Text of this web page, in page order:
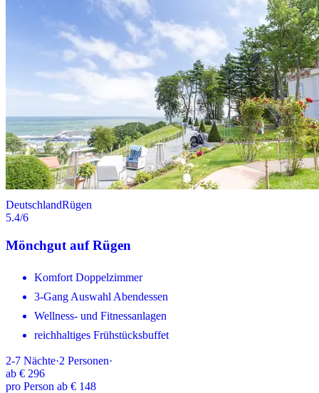
DeutschlandRügen
5.4/6
Mönchgut auf Rügen
Komfort Doppelzimmer
3-Gang Auswahl Abendessen
Wellness- und Fitnessanlagen
reichhaltiges Frühstücksbuffet
2-7 Nächte·2 Personen·
ab € 296
pro Person ab € 148